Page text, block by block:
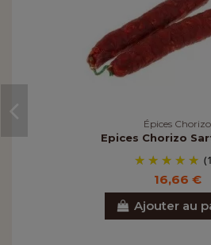
Épices Chorizo
Epices Chorizo
16,66 €
Ajouter au